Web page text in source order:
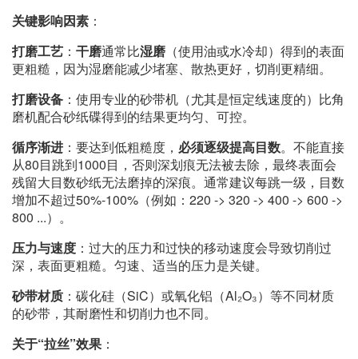
关键影响因素 ：
打磨工艺 ： 干磨通常比湿磨 （使用油或水冷却）得到的表面
更粗糙，因为湿磨能减少堵塞、散热更好，切削更精细。
打磨设备 ：使用专业的砂带机（尤其是恒定线速度的）比角
磨机配合砂纸碟得到的结果更均匀、可控。
循序渐进 ：要达到低粗糙度， 必须逐级提高目数。不能直接
从80目跳到1000目，否则深划痕无法被去除，最终表面会
残留大目数砂纸无法磨掉的深痕。通常建议每跳一级，目数
增加不超过50%-100%（例如：220 -> 320 -> 400 -> 600 ->
800 ...）。
压力与速度 ：过大的压力和过快的移动速度会导致切削过
深，表面更粗糙。匀速、适当的压力是关键。
砂带材质 ：碳化硅（SiC）或氧化铝（Al₂O₃）等不同材质
的砂带，其耐磨性和切削力也不同。
关于“拉丝”效果 ：